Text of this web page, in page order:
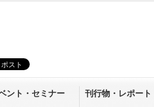
ント・セミナー 刊行物・レポート